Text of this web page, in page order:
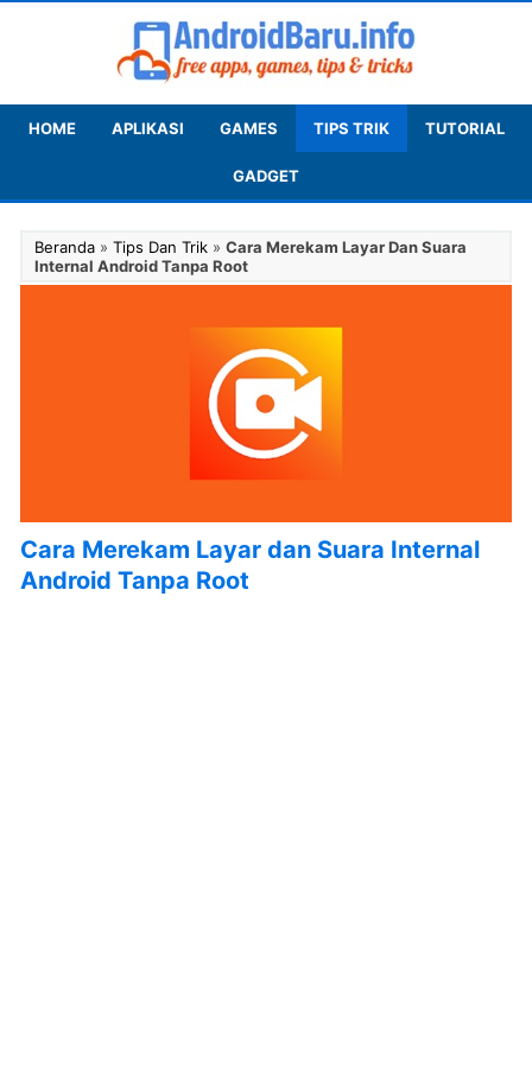
HOME APLIKASI GAMES TIPS TRIK TUTORIAL
GADGET
Beranda» Tips Dan Trik» Cara Merekam Layar Dan Suara
Internal Android Tanpa Root
Cara Merekam Layar dan Suara Internal
Android Tanpa Root